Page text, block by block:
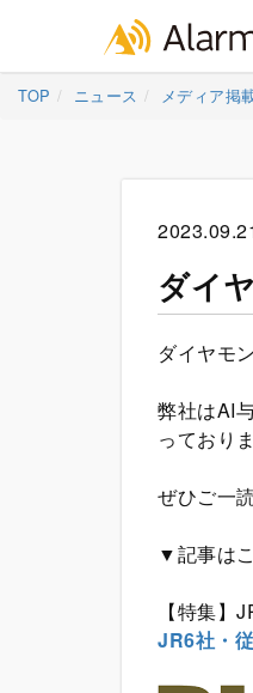
Skip
TOP ニュース メディア掲
ダイ
ダイヤモ
弊社はAI
っておりま
ぜひご一
▼記事は
【特集】
JR6社・